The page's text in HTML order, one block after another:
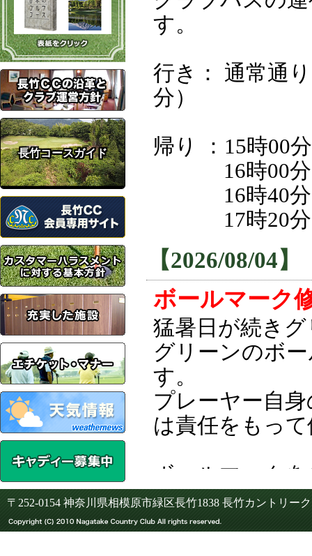
長竹コースガイド
〒252-0154 神奈川県相模原市緑区長竹1838 長竹カントリー